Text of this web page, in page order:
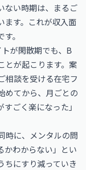
ない時期は、まるご
ます。これが収入面
。
が閑散期でも、B
とが起こります。案
相談を受ける在宅フ
めてから、月ごとの
ごく楽になった」
時に、メンタルの問
かわからない」とい
ちにすり減っていき